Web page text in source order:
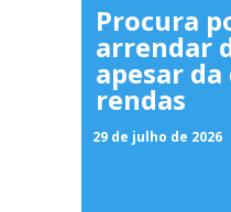
Procura
arrendar
apesar
rendas
29 de julho de 2026